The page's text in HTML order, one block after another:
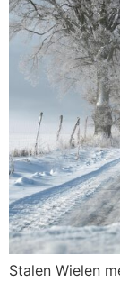
Stalen Wielen